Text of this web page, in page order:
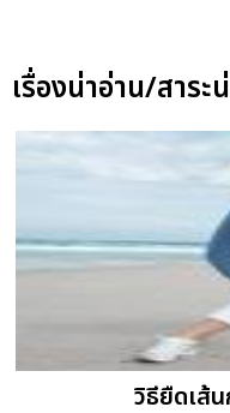
เรื่องน่าอ่าน/สาระ
วิธียืดเส้